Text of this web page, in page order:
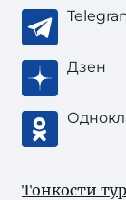
Дзен
Тонкости